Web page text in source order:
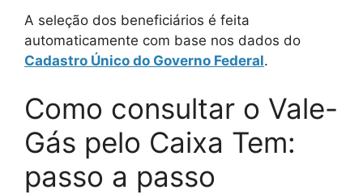
A seleção dos beneficiários é feita
automaticamente com base nos dados do
Cadastro Único do Governo Federal.
Como consultar o Vale-
Gás pelo Caixa Tem:
passo a passo